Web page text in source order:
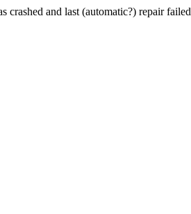
crashed and last (automatic?) repair failed